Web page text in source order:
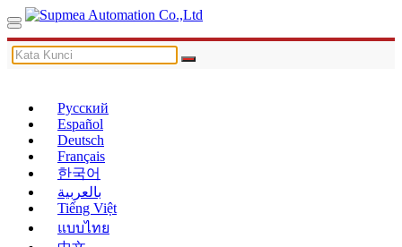
Русский
Español
Deutsch
Français
한국어
بالعربية
Tiếng Việt
แบบไทย